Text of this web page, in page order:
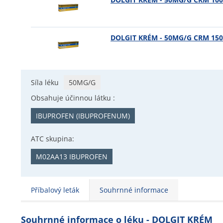
DOLGIT KRÉM - 50MG/G CRM
Síla léku
50MG/G
Obsahuje účinnou látku :
IBUPROFEN (IBUPROFENUM)
ATC skupina:
M02AA13 IBUPROFEN
Příbalový leták Souhrnné informace
Souhrnné informace o léku - DOLGIT KRÉM